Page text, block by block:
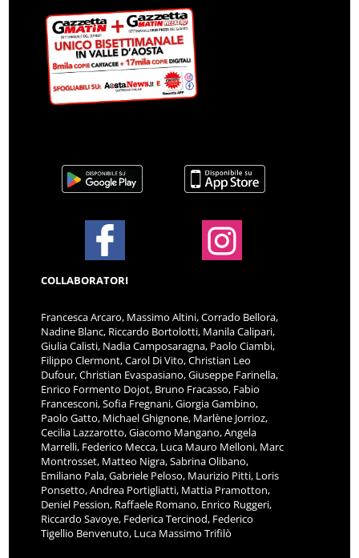
COLLABORATORI
Francesca Arcaro, Massimo Altini, Corrado Bellora,
Nadine Blanc, Riccardo Bortolotti, Manila Calipari,
Giulia Calisti, Nadia Camposaragna, Paolo Ciambi,
Filippo Clermont, Carol Di Vito, Christian Leo
Dufour, Christian Evaspasiano, Giuseppe Farinella,
Enrico Formento Dojot, Bruno Fracasso, Fabio
Francesconi, Sofia Fregnani, Giorgia Gambino,
Paolo Gatto, Michael Ghignone, Marlène Jorrioz,
Cecilia Lazzarotto, Giacomo Mangano, Angela
Marrelli, Federico Mecca, Luca Mauro Melloni, Marc
Montrosset, Matteo Nigra, Sabrina Olibano,
Emiliano Pala, Gabriele Peloso, Maurizio Pitti, Loris
Ponsetto, Andrea Portigliatti, Mattia Pramotton,
Deniel Pession, Raffaele Romano, Enrico Ruggeri,
Riccardo Savoye, Federica Tercinod, Federico
Tigellio Benvenuto, Luca Massimo Trifilò